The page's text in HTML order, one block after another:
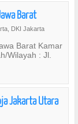
Barat
DKI Jakarta
Barat Kamar
Wilayah : Jl.
Jakarta Utara